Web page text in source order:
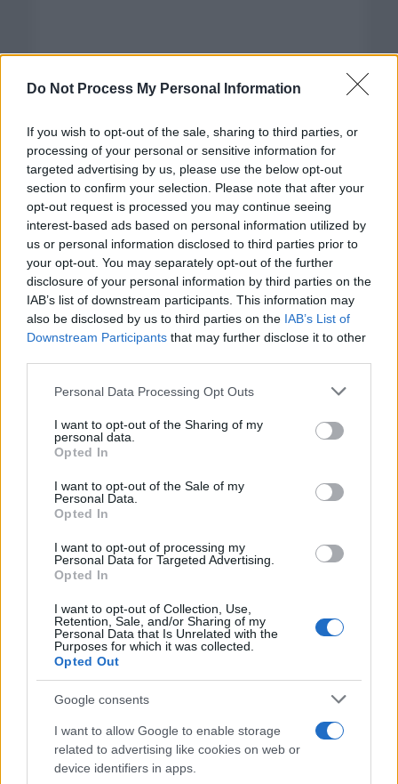
Do Not Process My Personal Information
If you wish to opt-out of the sale, sharing to third parties, or
processing of your personal or sensitive information for
targeted advertising by us, please use the below opt-out
section to confirm your selection. Please note that after your
opt-out request is processed you may continue seeing
interest-based ads based on personal information utilized by
us or personal information disclosed to third parties prior to
your opt-out. You may separately opt-out of the further
disclosure of your personal information by third parties on the
IAB’s list of downstream participants. This information may
also be disclosed by us to third parties on the IAB’s List of
Downstream Participants that may further disclose it to other
Please note that this website/app uses one or more Google
not limited to your visit or usage behaviour. You may click to
grant or deny consent to Google and its third-party tags to
use your data for below specified purposes in below Google
consent section.
Personal Data Processing Opt Outs
I want to opt-out of the Sharing of my
personal data.
Opted In
I want to opt-out of the Sale of my
Personal Data.
Opted In
I want to opt-out of processing my
Personal Data for Targeted Advertising.
Opted In
I want to opt-out of Collection, Use,
Retention, Sale, and/or Sharing of my
Personal Data that Is Unrelated with the
Purposes for which it was collected.
Opted Out
Google consents
I want to allow Google to enable storage
related to advertising like cookies on web or
device identifiers in apps.
Categorías
CLÁSICAS
CRÓNICAS
CURIOSIDADES
ESTADÍSTICAS
GIRO DE ITALIA
GRANDES VUELTAS
NOTICIAS
PREVIAS
TOUR DE FRANCIA
Uncategorized
VUELTA A ESPAÑA